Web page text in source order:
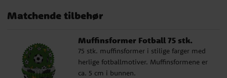
Matchende tilbehør
Muffinsformer Fotball 75 stk.
75 stk. muffinsformer i stilige farger med
herlige fotballmotiver. Muffinsformene er
ca. 5 cm i bunnen.